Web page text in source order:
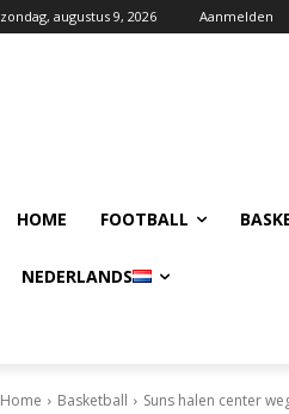
zondag, augustus 9, 2026 Aanmelden
HOME FOOTBALL
NEDERLANDS
Home Basketball Suns halen center